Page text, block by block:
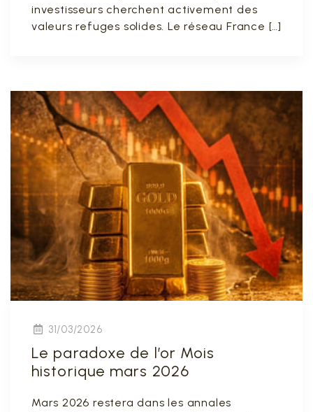
investisseurs cherchent activement des
valeurs refuges solides. Le réseau France […]
31/03/2026
Le paradoxe de l’or Mois
historique mars 2026
Mars 2026 restera dans les annales